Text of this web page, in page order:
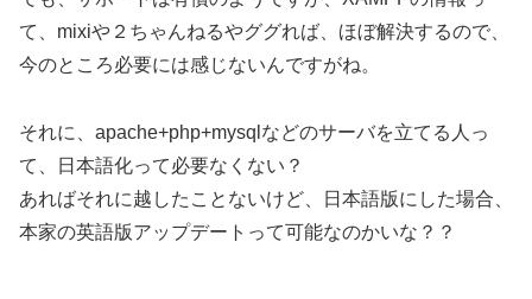
て、mixiや２ちゃんねるやググれば、ほぼ解決するので、
今のところ必要には感じないんですがね。
それに、apache+php+mysqlなどのサーバを立てる人っ
て、日本語化って必要なくない？
あればそれに越したことないけど、日本語版にした場合、
本家の英語版アップデートって可能なのかいな？？